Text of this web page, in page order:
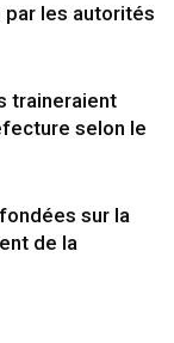
par les autorités
traineraient
selon le
sur la
de la